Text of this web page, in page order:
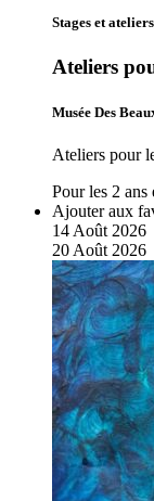
Stages et
Ateliers
Musée Des
Ateliers pour
Pour les 2 ans
Ajouter aux
14 Août 2026
20 Août 2026